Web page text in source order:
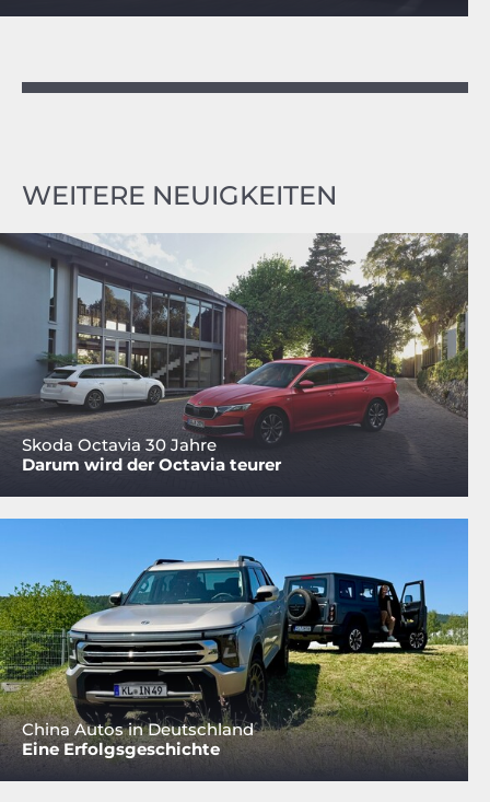
WEITERE NEUIGKEITEN
Skoda Octavia 30 Jahre
Darum wird der Octavia teurer
China Autos in Deutschland
Eine Erfolgsgeschichte